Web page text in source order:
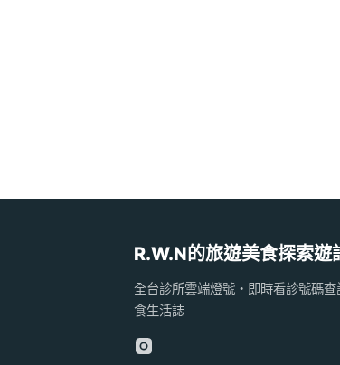
R.W.N的旅遊美食探索遊
全台診所雲端燈號・即時看診號碼
食生活誌